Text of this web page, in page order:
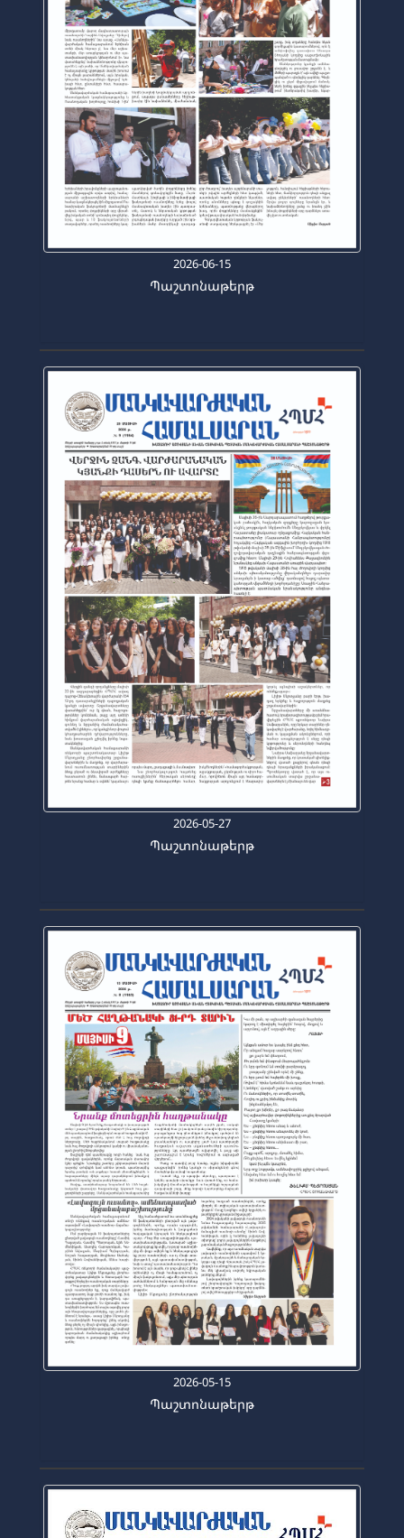
2026-06-15
Պաշտոնաթերթ
2026-05-27
Պաշտոնաթերթ
2026-05-15
Պաշտոնաթերթ